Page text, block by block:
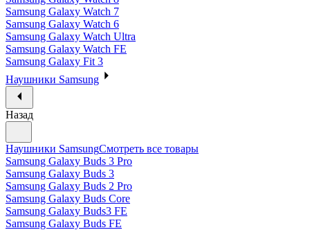
Samsung Galaxy Watch 7
Samsung Galaxy Watch 6
Samsung Galaxy Watch Ultra
Samsung Galaxy Watch FE
Samsung Galaxy Fit 3
Наушники Samsung
Назад
Наушники SamsungСмотреть все товары
Samsung Galaxy Buds 3 Pro
Samsung Galaxy Buds 3
Samsung Galaxy Buds 2 Pro
Samsung Galaxy Buds Core
Samsung Galaxy Buds3 FE
Samsung Galaxy Buds FE